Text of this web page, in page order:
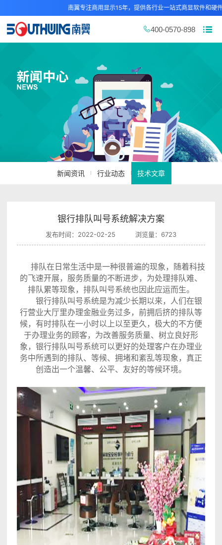
南翼专注商用显示15年，提供各行业一站式商显软件和硬件解决
400-0570-898
新闻资讯 行业动态 技术文章
银行排队叫号系统解决方案
发布时间：2022-02-25 浏览量：6723
排队在日常生活中是一种很普遍的现象，随着科技
的飞速开展，服务质量的不断进步，为处理排队难、
排队累等现象，排队叫号系统也因此应运而生。
银行排队叫号系统是为减少长期以来，人们在银
行营业大厅里办理金融业务过多，前拥后挤的排队等
候，有时排队在一小时以上以至更久，极大的不方便
于办理业务的顾客，为改善服务质量、树立良好形
象，银行排队叫号系统可以更好的处理客户在办理业
务中所遇到的排队、等候、拥堵和紊乱等现象，真正
创造出一个温馨、公平、友好的等候环境。